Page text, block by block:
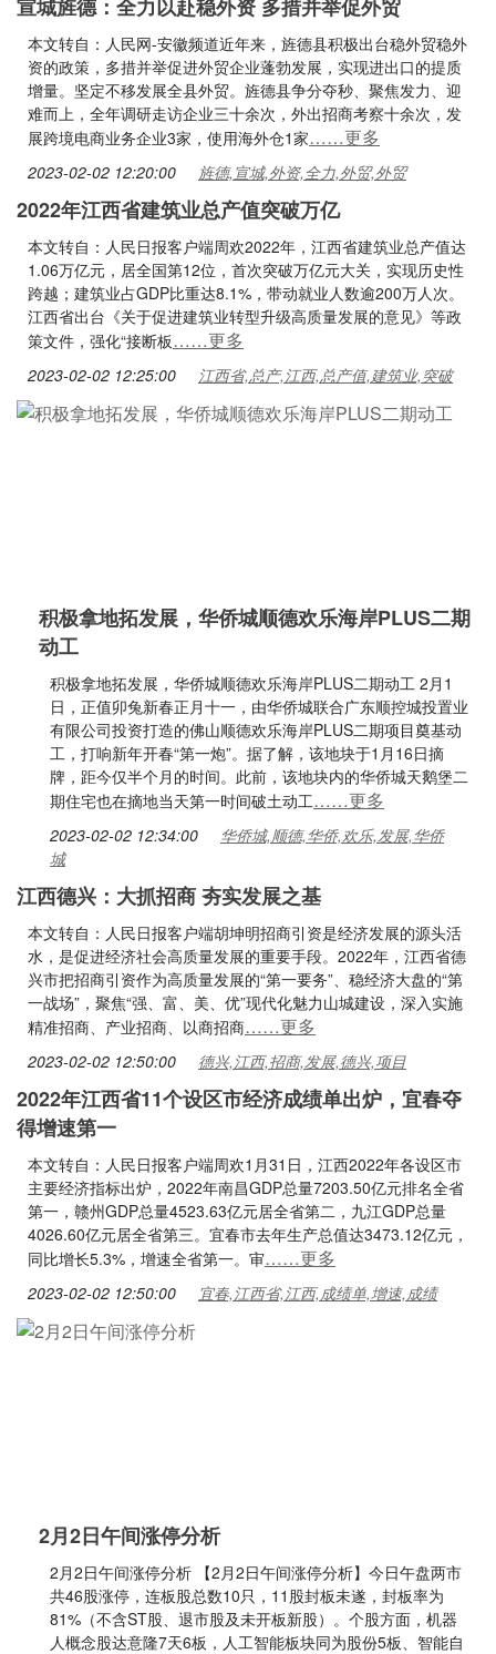
宣城旌德：全力以赴稳外资 多措并举促外贸
本文转自：人民网-安徽频道近年来，旌德县积极出台稳外贸稳外
资的政策，多措并举促进外贸企业蓬勃发展，实现进出口的提质
增量。坚定不移发展全县外贸。旌德县争分夺秒、聚焦发力、迎
难而上，全年调研走访企业三十余次，外出招商考察十余次，发
展跨境电商业务企业3家，使用海外仓1家……更多
2023-02-02 12:20:00 旌德,宣城,外资,全力,外贸,外贸
2022年江西省建筑业总产值突破万亿
本文转自：人民日报客户端周欢2022年，江西省建筑业总产值达
1.06万亿元，居全国第12位，首次突破万亿元大关，实现历史性
跨越；建筑业占GDP比重达8.1%，带动就业人数逾200万人次。
江西省出台《关于促进建筑业转型升级高质量发展的意见》等政
策文件，强化“接断板……更多
2023-02-02 12:25:00 江西省,总产,江西,总产值,建筑业,突破
积极拿地拓发展，华侨城顺德欢乐海岸PLUS二期
动工
积极拿地拓发展，华侨城顺德欢乐海岸PLUS二期动工 2月1
日，正值卯兔新春正月十一，由华侨城联合广东顺控城投置业
有限公司投资打造的佛山顺德欢乐海岸PLUS二期项目奠基动
工，打响新年开春“第一炮”。据了解，该地块于1月16日摘
牌，距今仅半个月的时间。此前，该地块内的华侨城天鹅堡二
期住宅也在摘地当天第一时间破土动工……更多
2023-02-02 12:34:00
华侨城,顺德,华侨,欢乐,发展,华侨
城
江西德兴：大抓招商 夯实发展之基
本文转自：人民日报客户端胡坤明招商引资是经济发展的源头活
水，是促进经济社会高质量发展的重要手段。2022年，江西省德
兴市把招商引资作为高质量发展的“第一要务”、稳经济大盘的“第
一战场”，聚焦“强、富、美、优”现代化魅力山城建设，深入实施
精准招商、产业招商、以商招商……更多
2023-02-02 12:50:00 德兴,江西,招商,发展,德兴,项目
2022年江西省11个设区市经济成绩单出炉，宜春夺
得增速第一
本文转自：人民日报客户端周欢1月31日，江西2022年各设区市
主要经济指标出炉，2022年南昌GDP总量7203.50亿元排名全省
第一，赣州GDP总量4523.63亿元居全省第二，九江GDP总量
4026.60亿元居全省第三。宜春市去年生产总值达3473.12亿元，
同比增长5.3%，增速全省第一。审……更多
2023-02-02 12:50:00 宜春,江西省,江西,成绩单,增速,成绩
2月2日午间涨停分析
2月2日午间涨停分析 【2月2日午间涨停分析】今日午盘两市
共46股涨停，连板股总数10只，11股封板未遂，封板率为
81%（不含ST股、退市股及未开板新股）。个股方面，机器
人概念股达意隆7天6板，人工智能板块同为股份5板、智能自